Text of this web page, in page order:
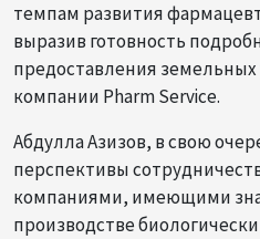
темпам развития
выразив готовность
предоставления земельных
компании Pharm Service.
Абдулла Азизов, в свою
перспективы
компаниями, имеющими
производстве